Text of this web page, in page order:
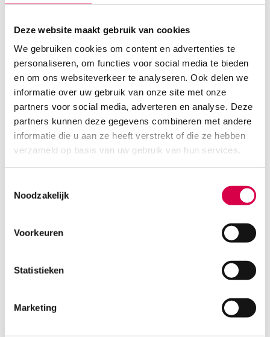
Deze website maakt gebruik van cookies
We gebruiken cookies om content en advertenties te
personaliseren, om functies voor social media te bieden
en om ons websiteverkeer te analyseren. Ook delen we
informatie over uw gebruik van onze site met onze
partners voor social media, adverteren en analyse. Deze
partners kunnen deze gegevens combineren met andere
informatie die u aan ze heeft verstrekt of die ze hebben
verzameld op basis van uw gebruik van hun services.
Noodzakelijk
Voorkeuren
Statistieken
Marketing
3 tot 5 werkdagen
Neopoint injectienaalden, nr.12, 22G x 1¼”,
SERVOPRAX
3.70